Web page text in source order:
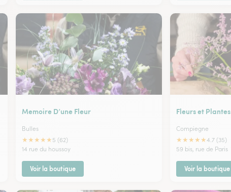
Memoire D’une Fleur
Bulles
★★★★★ 5 (62)
14 rue du houssoy
Voir la boutique
Fleurs et Plantes
Compiegne
★★★★★4.7 (35)
59 bis, rue de Paris
Voir la boutique